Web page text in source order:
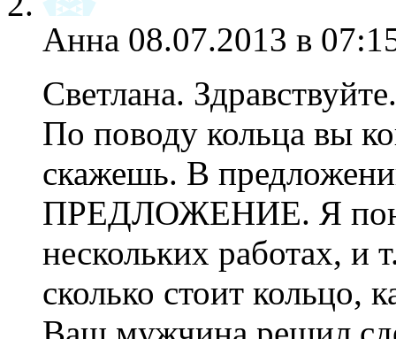
Анна 08.07.2013 в
Светлана. Здравствуйте.
По поводу кольца вы
скажешь. В
ПРЕДЛОЖЕНИЕ. Я
нескольких работах, и
сколько стоит кольцо,